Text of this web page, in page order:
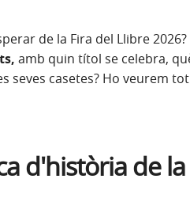
de la Fira del Llibre
amb quin títol se celebra,
seves casetes? Ho veurem
d'història de